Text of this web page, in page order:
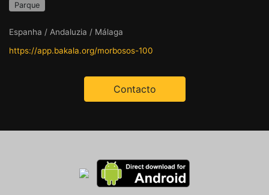
Parque
Espanha / Andaluzia / Málaga
https://app.bakala.org/morbosos-100
Contacto